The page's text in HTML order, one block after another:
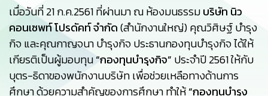
เมื่อวันที่ 21 ก.ค.2561 ที่ผ่านมา ณ ห้องมนธรรมบริษัท นิว
คอนเซพท์ โปรดัคท์ จำกัด(สำนักงานใหญ่) คุณวิศิษฐ์ บำรุง
กิจ และคุณกาญจนา บำรุงกิจ ประธานกองทุนบำรุงกิจ ได้ให้
เกียรติเป็นผู้มอบทุน“กองทุนบำรุงกิจ” ประจำปี 2561 ให้กับ
บุตร-ธิดาของพนักงานบริษัท เพื่อช่วยเหลือทางด้านการ
ศึกษา ด้วยความสำคัญของการศึกษา ทำให้“กองทุนบำรุง